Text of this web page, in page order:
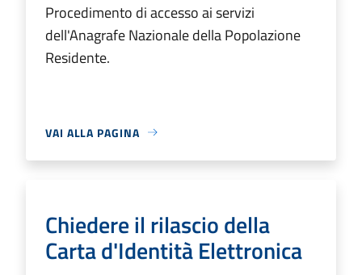
Procedimento di accesso ai servizi
dell'Anagrafe Nazionale della Popolazione
Residente.
VAI ALLA PAGINA
Chiedere il rilascio della
Carta d'Identità Elettronica